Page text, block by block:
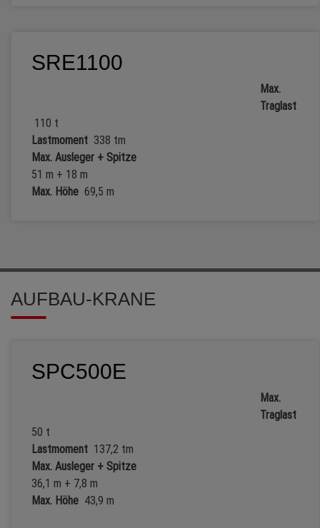
SRE1100
Max.
Traglast
110 t
Lastmoment 338 tm
Max. Ausleger + Spitze
51 m + 18 m
Max. Höhe 69,5 m
AUFBAU-KRANE
SPC500E
Max.
Traglast
50 t
Lastmoment 137,2 tm
Max. Ausleger + Spitze
36,1 m + 7,8 m
Max. Höhe 43,9 m